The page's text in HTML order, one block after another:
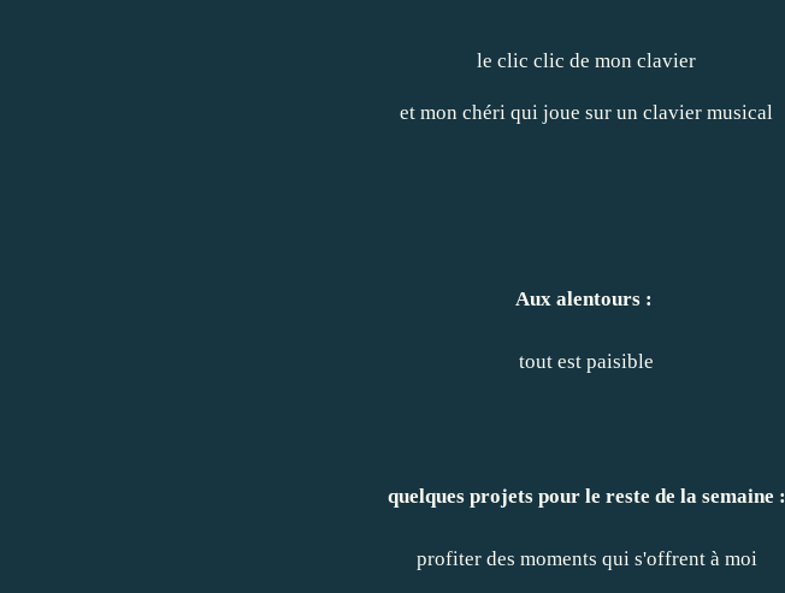
le clic clic de mon clavier
et mon chéri qui joue sur un clavier musical
Aux alentours :
tout est paisible
quelques projets pour le reste de la semaine :
profiter des moments qui s'offrent à moi